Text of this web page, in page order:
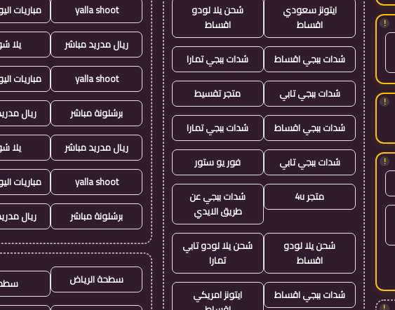
!
!
!
ايتونز سعودي
اقساط
شحن يلا لودو
اقساط
شدات ببجي اقساط شدات ببجي تمارا
شدات ببجي تابي متجر تقسيط
شدات ببجي اقساط شدات ببجي تمارا
شدات ببجي تابي فور يو ستور
متجر 4u
شدات ببجي عن
طريق الايدي
شحن يلا لودو
اقساط
شحن يلا لودو تابي
تمارا
شدات ببجي اقساط
ايتونز امريكي
yalla shoot مباريات
ريال مدريد مباشر يلا
yalla shoot مباريات
برشلونة مباشر ريال
ريال مدريد مباشر يلا
yalla shoot مباريات
برشلونة مباشر ريال
سطحة الرياض